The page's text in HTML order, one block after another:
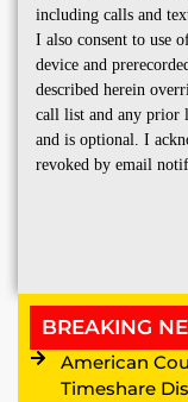
including calls and
I also consent to use
device and
described herein
call list and any prior
and is optional. I
revoked by email
BREAKING
American
Timeshare